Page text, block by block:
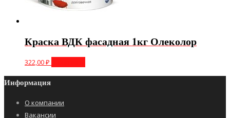
Краска ВДК фасадная 1кг Олеколор
322,00₽
Информация
О компании
Вакансии